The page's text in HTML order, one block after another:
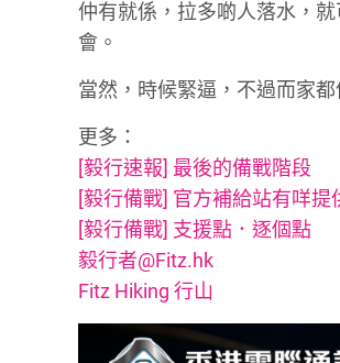
仲有就係，拉多啲人落水，
會。
當然，時候緊逼，不過而家
更多：
[毅行速報] 最後的備戰階段
[毅行備戰] 官方補給站有咩提
[毅行備戰] 支援點．逐個點
毅行者@Fitz.hk
Fitz Hiking 行山